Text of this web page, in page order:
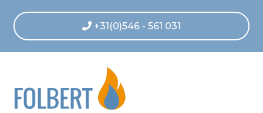
+31(0)546 - 561 031